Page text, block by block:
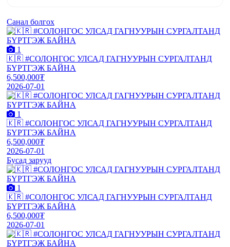
Санал болгох
1
🇰🇷 #СОЛОНГОС УЛСАД ГАГНУУРЫН СУРГАЛТАНД
БҮРТГЭЖ БАЙНА
6,500,000₮
2026-07-01
1
🇰🇷 #СОЛОНГОС УЛСАД ГАГНУУРЫН СУРГАЛТАНД
БҮРТГЭЖ БАЙНА
6,500,000₮
2026-07-01
Бусад зарууд
1
🇰🇷 #СОЛОНГОС УЛСАД ГАГНУУРЫН СУРГАЛТАНД
БҮРТГЭЖ БАЙНА
6,500,000₮
2026-07-01